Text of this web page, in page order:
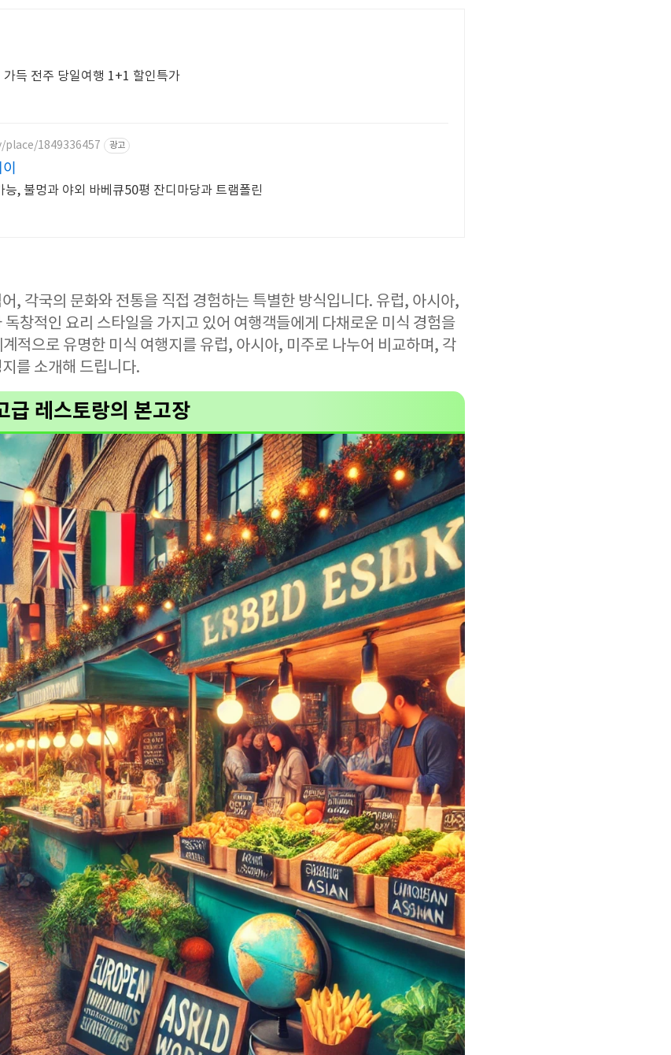
득 전주 당일여행 1+1 할인특가
1849336457 광고
, 불멍과 야외 바베큐50평 잔디마당과 트램폴린
, 각국의 문화와 전통을 직접 경험하는 특별한 방식입니다. 유럽, 아시아,
독창적인 요리 스타일을 가지고 있어 여행객들에게 다채로운 미식 경험을
적으로 유명한 미식 여행지를 유럽, 아시아, 미주로 나누어 비교하며, 각
를 소개해 드립니다.
급 레스토랑의 본고장